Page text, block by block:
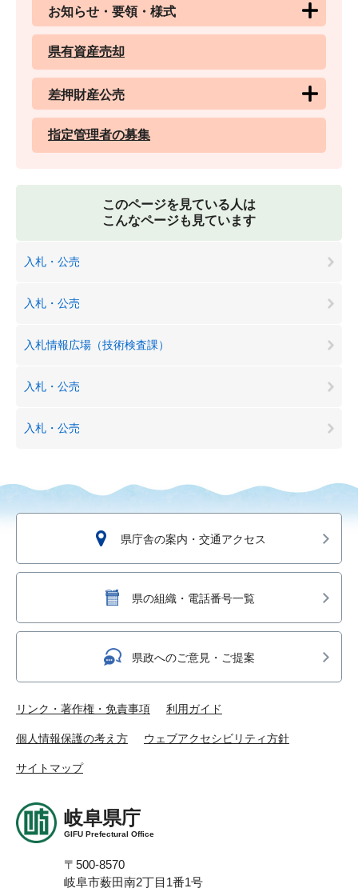
お知らせ・要領・様式
県有資産売却
差押財産公売
指定管理者の募集
このページを見ている人は
こんなページも見ています
入札・公売
入札・公売
入札情報広場（技術検査課）
入札・公売
入札・公売
県庁舎の案内・交通アクセス
県の組織・電話番号一覧
県政へのご意見・ご提案
リンク・著作権・免責事項 利用ガイド
個人情報保護の考え方 ウェブアクセシビリティ方針
サイトマップ
岐阜県庁
GIFU Prefectural Office
〒500-8570
岐阜市薮田南2丁目1番1号